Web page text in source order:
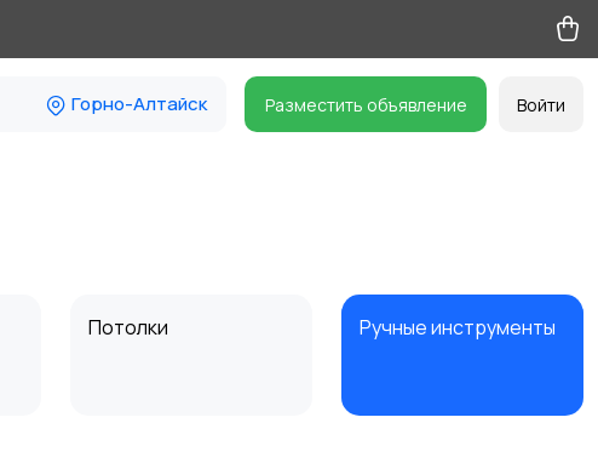
Горно-Алтайск Разместить объявление Войти
Потолки Ручные инструменты